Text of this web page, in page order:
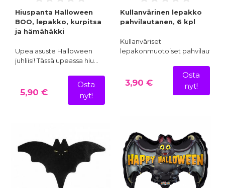
Hiuspanta Halloween
BOO, lepakko, kurpitsa
ja hämähäkki
Upea asuste Halloween
juhliisi! Tässä upeassa hiu…
5,90 €
Osta
nyt!
Kullanvärinen lepakko
pahvilautanen, 6 kpl
Kullanväriset
lepakonmuotoiset
3,90 €
Osta
nyt!